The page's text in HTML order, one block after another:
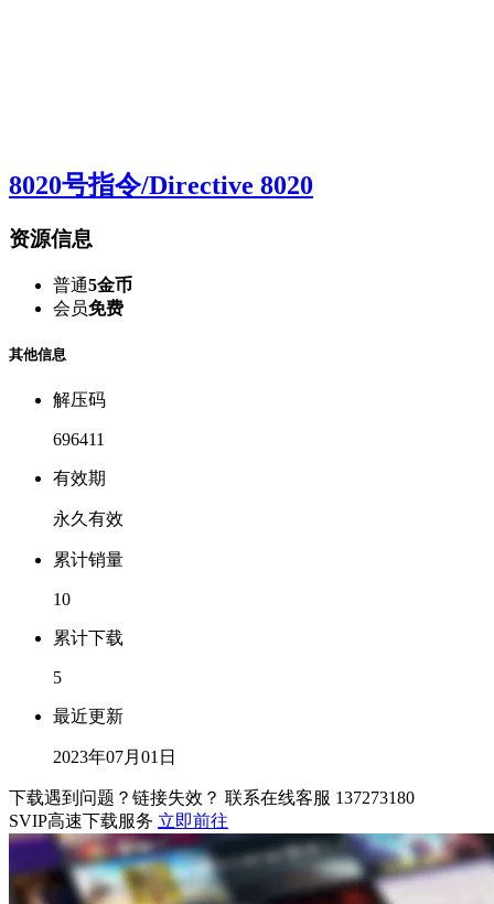
8020号指令/Directive 8020
资源信息
普通5金币
会员免费
其他信息
解压码
696411
有效期
永久有效
累计销量
10
累计下载
5
最近更新
2023年07月01日
下载遇到问题？链接失效？ 联系在线客服 137273180
SVIP高速下载服务 立即前往